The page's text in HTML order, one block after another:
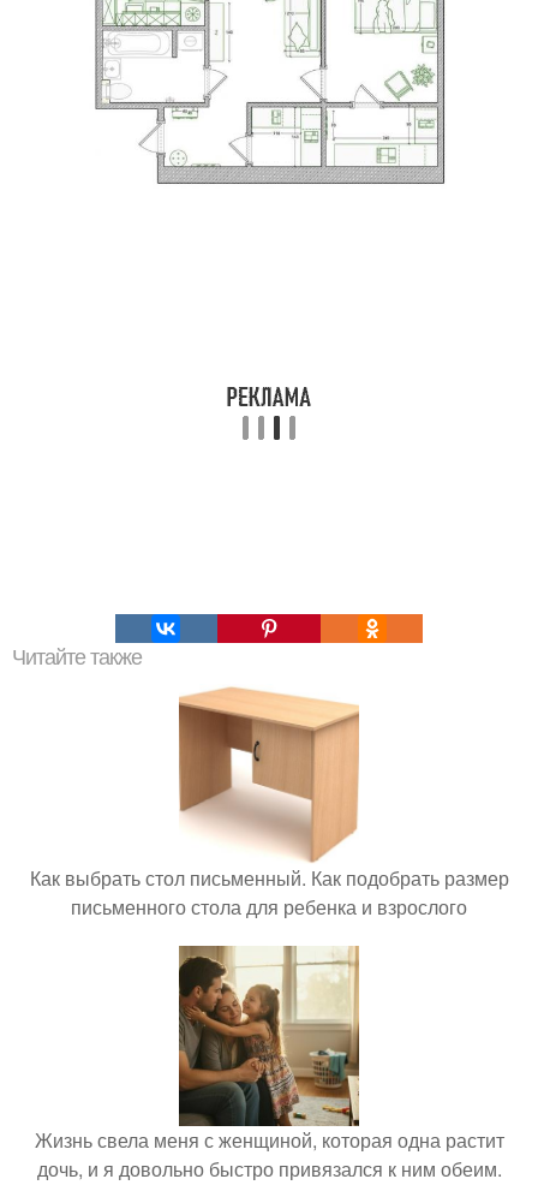
Читайте также
Как выбрать стол письменный. Как подобрать размер
письменного стола для ребенка и взрослого
Жизнь свела меня с женщиной, которая одна растит
дочь, и я довольно быстро привязался к ним обеим.